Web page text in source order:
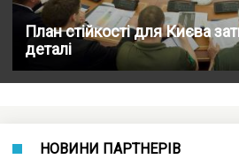
План стійкості для Києва
деталі
НОВИНИ ПАРТНЕРІВ